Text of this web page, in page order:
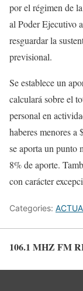
por el régimen de
al Poder Ejecutivo
resguardar la
previsional.
Se establece un
calculará sobre el
personal en
haberes menores
se aporta un punto
8% de aporte.
con carácter
Categories:
106.1 MHZ FM